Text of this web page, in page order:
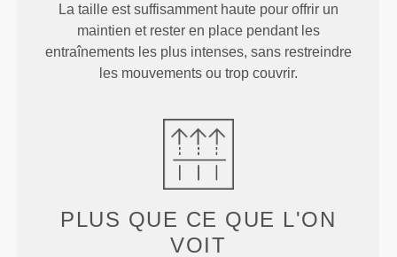
La taille est suffisamment haute pour offrir un
maintien et rester en place pendant les
entraînements les plus intenses, sans restreindre
les mouvements ou trop couvrir.
PLUS QUE CE QUE L'ON
VOIT